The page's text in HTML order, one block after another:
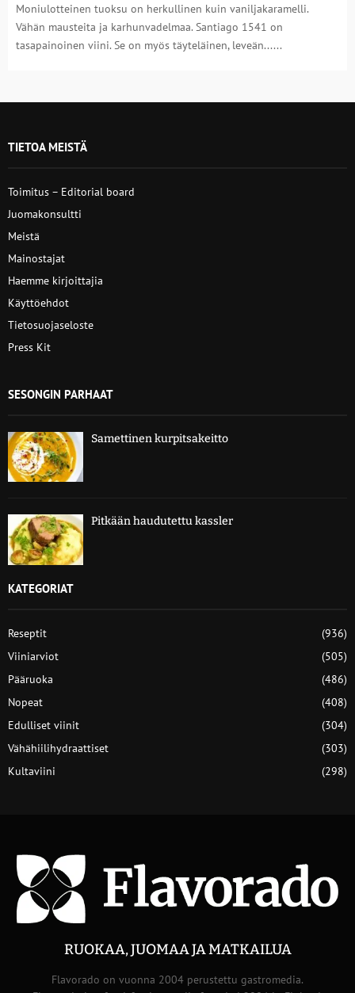
Moniulotteinen tuoksu on herkullinen kuin vaniljakaramelli.
Vähän mausteita ja karhunvadelmaa. Santiago 1541 on
tasapainoinen viini. Se on myös täyteläinen, leveän......
TIETOA MEISTÄ
Toimitus – Editorial board
Juomakonsultti
Meistä
Mainostajat
Haemme kirjoittajia
Käyttöehdot
Tietosuojaseloste
Press Kit
SESONGIN PARHAAT
Samettinen kurpitsakeitto
Pitkään haudutettu kassler
KATEGORIAT
Reseptit
(936)
Viiniarviot
(505)
Pääruoka
(486)
Nopeat
(408)
Edulliset viinit
(304)
Vähähiilihydraattiset
(303)
Kultaviini
(298)
RUOKAA, JUOMAA JA MATKAILUA
Flavorado on vuonna 2004 perustettu gastromedia.